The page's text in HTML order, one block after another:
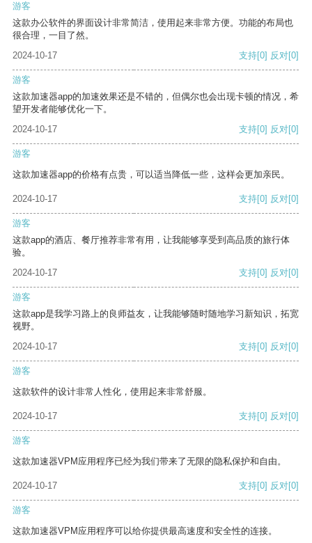
游客
这款办公软件的界面设计非常简洁，使用起来非常方便。功能的布局也
很合理，一目了然。
2024-10-17
支持[0] 反对[0]
游客
这款加速器app的加速效果还是不错的，但偶尔也会出现卡顿的情况，希
望开发者能够优化一下。
2024-10-17
支持[0] 反对[0]
游客
这款加速器app的价格有点贵，可以适当降低一些，这样会更加亲民。
2024-10-17 支持[0] 反对[0]
游客
这款app的酒店、餐厅推荐非常有用，让我能够享受到高品质的旅行体
验。
2024-10-17
支持[0] 反对[0]
游客
这款app是我学习路上的良师益友，让我能够随时随地学习新知识，拓宽
视野。
2024-10-17
支持[0] 反对[0]
游客
这款软件的设计非常人性化，使用起来非常舒服。
2024-10-17 支持[0] 反对[0]
游客
这款加速器VPM应用程序已经为我们带来了无限的隐私保护和自由。
2024-10-17 支持[0] 反对[0]
游客
这款加速器VPM应用程序可以给你提供最高速度和安全性的连接。